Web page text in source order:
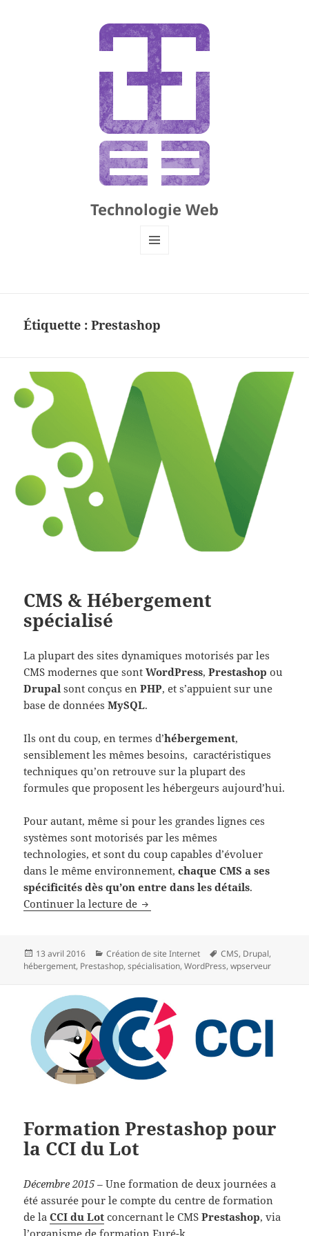
Technologie Web
Étiquette :Prestashop
CMS & Hébergement
spécialisé
La plupart des sites dynamiques motorisés par les
CMS modernes que sontWordPress,Prestashop ou
Drupal sont conçus enPHP, et s’appuient sur une
base de donnéesMySQL.
Ils ont du coup, en termes d’hébergement,
sensiblement les mêmes besoins, caractéristiques
techniques qu’on retrouve sur la plupart des
formules que proposent les hébergeurs aujourd’hui.
Pour autant, même si pour les grandes lignes ces
systèmes sont motorisés par les mêmes
technologies, et sont du coup capables d’évoluer
dans le même environnement,chaque CMS a ses
spécificités dès qu’on entre dans les détails.
Continuer la lecture de CMS & Hébergement spécialisé
Publié
le
13 avril 2016 Catégories
Création de site Internet
Mots-
clés
CMS, Drupal,
hébergement, Prestashop,spécialisation,WordPress,wpserveur
Formation Prestashop pour
la CCI du Lot
Décembre 2015 – Une formation de deux journées a
été assurée pour le compte du centre de formation
de laCCI du Lot concernant le CMSPrestashop, via